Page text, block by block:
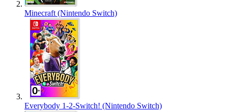
Minecraft (Nintendo Switch)
Everybody 1-2-Switch! (Nintendo Switch)